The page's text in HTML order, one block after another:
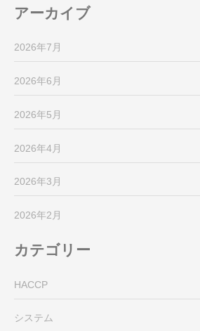
アーカイブ
2026年7月
2026年6月
2026年5月
2026年4月
2026年3月
2026年2月
カテゴリー
HACCP
システム